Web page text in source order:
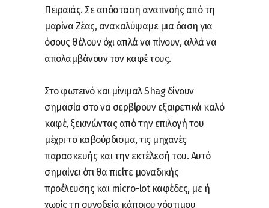
Πειραιάς. Σε απόσταση αναπνοής από τη
μαρίνα Ζέας, ανακαλύψαμε μια όαση για
όσους θέλουν όχι απλά να πίνουν, αλλά να
απολαμβάνουν τον καφέ τους.
Στο φωτεινό και μίνιμαλ Shag δίνουν
σημασία στο να σερβίρουν εξαιρετικά καλό
καφέ, ξεκινώντας από την επιλογή του
μέχρι το καβούρδισμα, τις μηχανές
παρασκευής και την εκτέλεσή του. Αυτό
σημαίνει ότι θα πιείτε μοναδικής
προέλευσης και micro-lot καφέδες, με ή
χωρίς τη συνοδεία κάποιου νόστιμου